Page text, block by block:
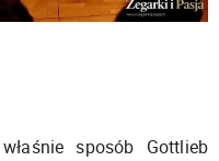
sposób Gottlieb